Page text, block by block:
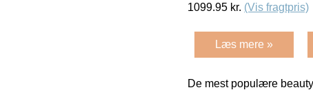
1099.95 kr. (Vis fragtpris)
Læs mere »
De mest populære